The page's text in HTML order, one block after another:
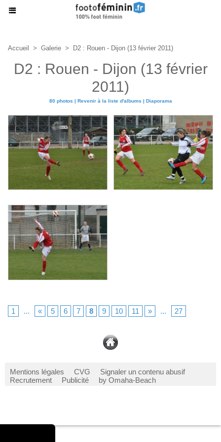
Accueil > Galerie > D2 : Rouen - Dijon (13 février 2011)
D2 : Rouen - Dijon (13 février
2011)
80 photos | Revenir à la liste d'albums | Diaporama
1 ... « 5 6 7 8 9 10 11 » ... 27
Mentions légales CVG
Signaler un contenu abusif
Recrutement
Publicité by Omaha-Beach